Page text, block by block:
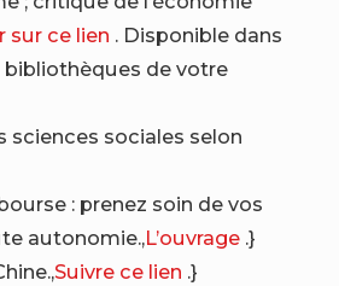
sur ce lien . Disponible dans
de votre
sciences sociales selon
: prenez soin de vos
autonomie.,L’ouvrage .}
Suivre ce lien .}